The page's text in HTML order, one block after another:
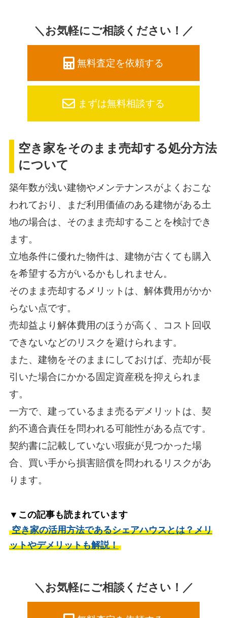
＼お気軽にご相談ください！／
無料査定を依頼する
まずは無料相談する
空き家をそのまま売却する処分方法
について
築年数が浅い建物やメンテナンスがよくおこな
われており、まだ利用価値のある建物がある土
地の場合は、そのまま売却することを検討でき
ます。
立地条件に優れた物件は、建物が古くても購入
を希望する方がいるかもしれません。
そのまま売却するメリットは、解体費用がかか
らない点です。
売却益より解体費用のほうが高く、コスト回収
できないなどのリスクを避けられます。
また、建物をそのままにしておけば、売却が長
引いた場合にかかる固定資産税を抑えられま
す。
一方で、建っているまま売るデメリットは、契
約不適合責任を問われる可能性がある点です。
契約書に記載していない瑕疵が見つかった場
合、買い手から損害賠償を問われるリスクがあ
ります。
▼この記事も読まれています
空き家の活用方法であるシェアハウスとは？メリ
ットやデメリットも解説！
＼お気軽にご相談ください！／